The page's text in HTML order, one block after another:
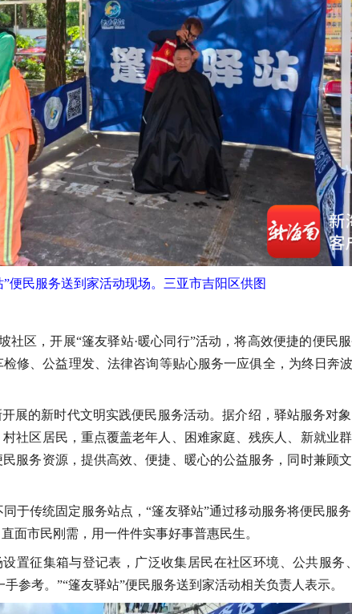
”便民服务送到家活动现场。三亚市吉阳区供图
区，开展“篷友驿站·暖心同行”活动，将高效便捷的便民
修、公益理发、法律咨询等贴心服务一应俱全，为终日奔
展的新时代文明实践便民服务活动。据介绍，驿站服务对
社区居民，重点覆盖老年人、困难家庭、残疾人、新就业
服务资源，提供高效、便捷、暖心的公益服务，同时兼顾
于传统固定服务站点，“篷友驿站”通过移动服务将便民服
面市民刚需，用一件件实事好事普惠民生。
置征集箱与登记表，广泛收集居民在社区环境、公共服务
参考。”“篷友驿站”便民服务送到家活动相关负责人表示。